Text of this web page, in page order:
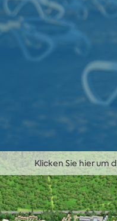
Klicken Sie hier um